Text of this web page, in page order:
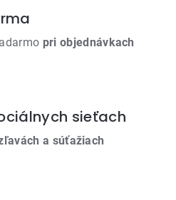
pri objednávkach
sieťach
a súťažiach